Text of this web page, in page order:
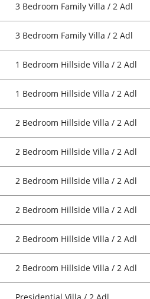
3 Bedroom Family Villa / 2 Adl
3 Bedroom Family Villa / 2 Adl
1 Bedroom Hillside Villa / 2 Adl
1 Bedroom Hillside Villa / 2 Adl
2 Bedroom Hillside Villa / 2 Adl
2 Bedroom Hillside Villa / 2 Adl
2 Bedroom Hillside Villa / 2 Adl
2 Bedroom Hillside Villa / 2 Adl
2 Bedroom Hillside Villa / 2 Adl
2 Bedroom Hillside Villa / 2 Adl